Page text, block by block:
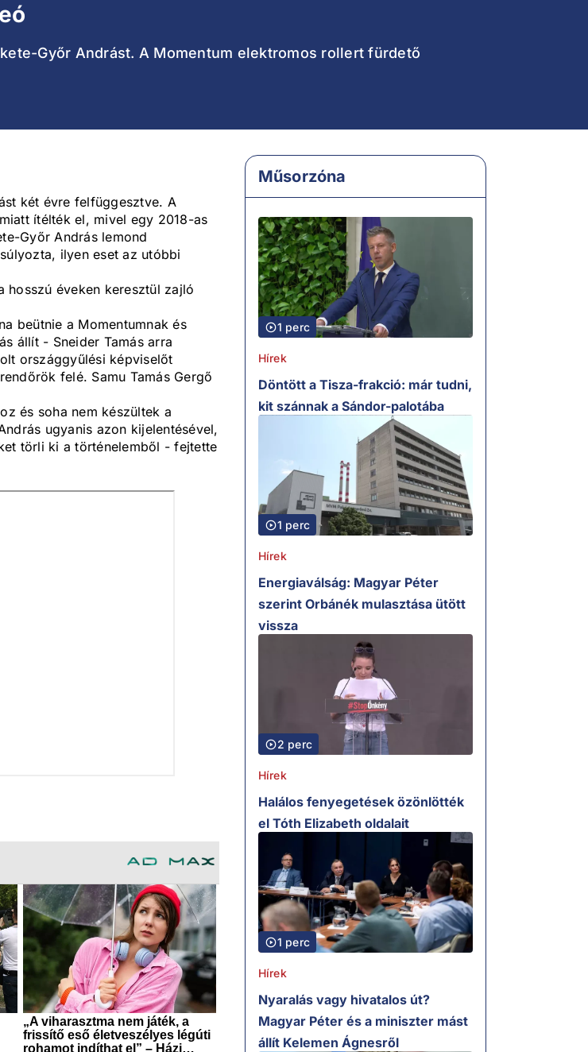
Győr Andrást. A Momentum elektromos rollert fürdető
két évre felfüggesztve. A
ítélték el, mivel egy 2018-as
Győr András lemond
ilyen eset az utóbbi
hosszú éveken keresztül zajló
beütnie a Momentumnak és
állít - Sneider Tamás arra
országgyűlési képviselőt
felé. Samu Tamás Gergő
és soha nem készültek a
ugyanis azon kijelentésével,
törli ki a történelemből - fejtette
Műsorzóna
1 perc
Hírek
Döntött a Tisza-frakció: már tudni,
kit szánnak a Sándor-palotába
1 perc
Hírek
Energiaválság: Magyar Péter
szerint Orbánék mulasztása ütött
vissza
2 perc
Hírek
Halálos fenyegetések özönlötték
el Tóth Elizabeth oldalait
1 perc
Hírek
Nyaralás vagy hivatalos út?
Magyar Péter és a miniszter mást
állít Kelemen Ágnesről